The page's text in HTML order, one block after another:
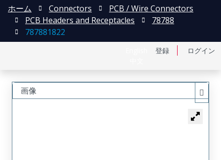
登録 ログイン
ホーム Connectors
PCB / Wire Connectors
PCB Headers and Receptacles
78788
787881822
画像